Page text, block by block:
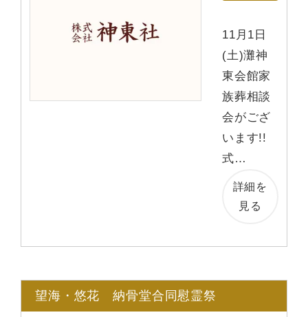
11月1日
(土)灘神
東会館家
族葬相談
会がござ
います!!
式…
詳細を
見る
望海・悠花 納骨堂合同慰霊祭